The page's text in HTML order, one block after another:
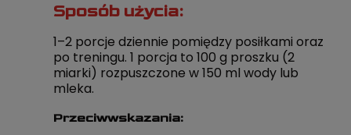
Sposób użycia:
1–2 porcje dziennie pomiędzy posiłkami oraz
po treningu. 1 porcja to 100 g proszku (2
miarki) rozpuszczone w 150 ml wody lub
mleka.
Przeciwwskazania: